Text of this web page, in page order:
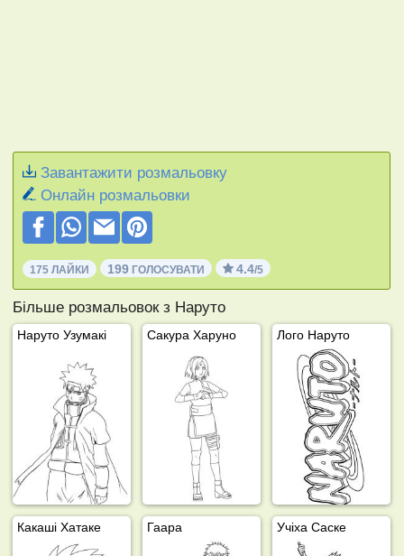
Завантажити розмальовку
Онлайн розмальовки
175 ЛАЙКИ 199 ГОЛОСУВАТИ 4.4/5
Більше розмальовок з Наруто
Наруто Узумакі Сакура Харуно Лого Наруто
Какаші Хатаке Гаара Учіха Саске